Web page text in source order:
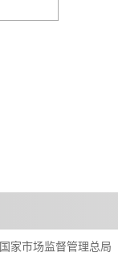
国家市场监督管理总局